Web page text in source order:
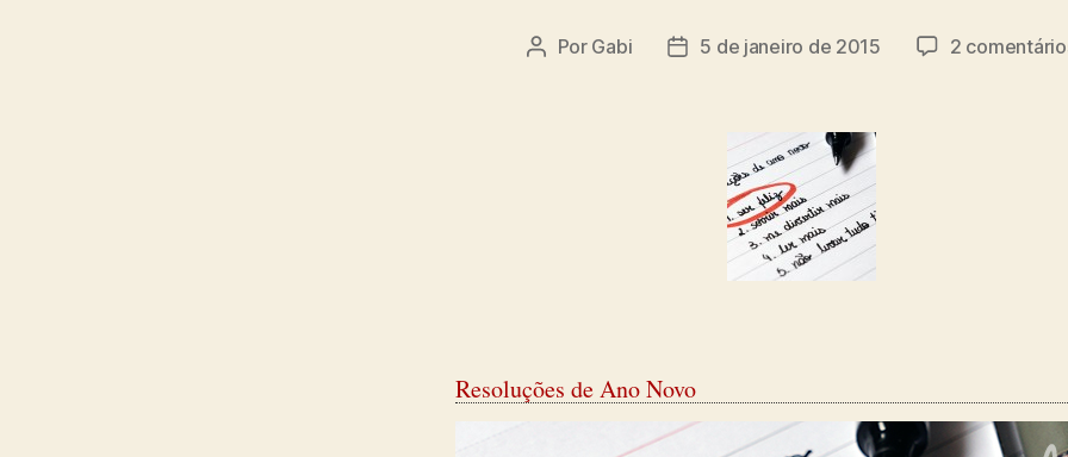
Autor
Por Gabi
Data5 de janeiro de 2015 2
Resoluções de Ano Novo